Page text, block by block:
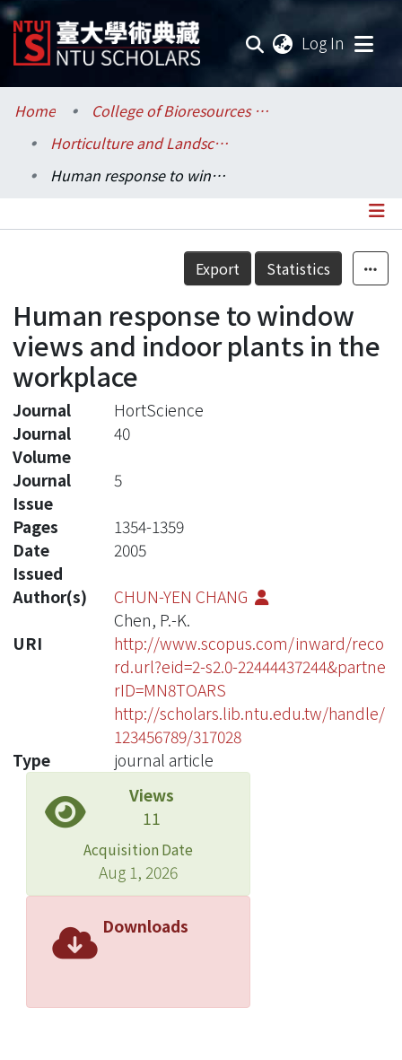
Log In
Communities & Collections
Research Outputs
Statistics
Home
College of Bioresources and Agriculture / 生物資源暨農學院
Horticulture and Landscape Architecture / 園藝暨景觀學系
Human response to window views and indoor plants in the workplace
Details
Export Statistics
Human response to window
views and indoor plants in the
workplace
Journal
HortScience
Journal
Volume
40
Journal
Issue
5
Pages
1354-1359
Date
Issued
2005
Author(s)
CHUN-YEN CHANG
Chen, P.-K.
URI
http://www.scopus.com/inward/reco
rd.url?eid=2-s2.0-22444437244&partne
rID=MN8TOARS
http://scholars.lib.ntu.edu.tw/handle/
123456789/317028
Type
journal article
Views
11
Acquisition Date
Aug 1, 2026
Downloads